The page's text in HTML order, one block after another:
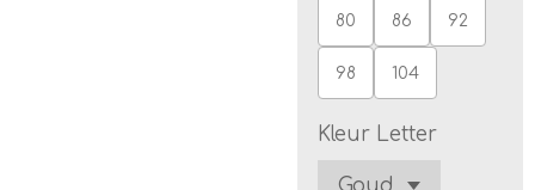
80 86 92
98 104
Kleur Letter